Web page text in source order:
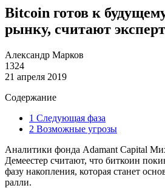
Bitcoin готов к
рынку, считают
Александр Марков
1324
21 апреля 2019
Содержание
1 Следующая фаза
2 Возможные угрозы
Аналитики фонда Adamant Capital
Демеестер считают, что биткоин
фазу накопления, которая станет
ралли.